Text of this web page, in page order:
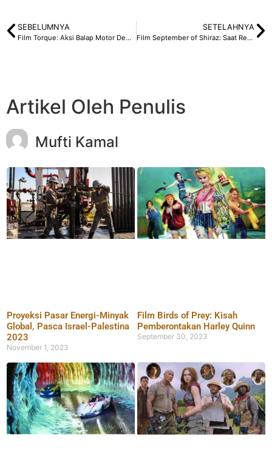
SEBELUMNYA
Film Torque: Aksi Balap Motor Demi Membersihkan Nama
SETELAHNYA
Film September of Shiraz: Saat Revolusi Baru Berdiri
Artikel Oleh Penulis
Mufti Kamal
Proyeksi Pasar Energi-Minyak
Global, Pasca Israel-Palestina
2023
November 1, 2023
Film Birds of Prey: Kisah
Pemberontakan Harley Quinn
September 30, 2023